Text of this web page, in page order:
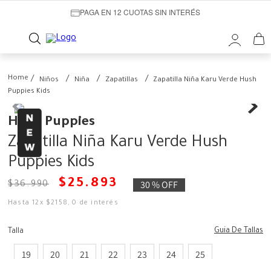
PAGA EN 12 CUOTAS SIN INTERÉS
Niños Niña Zapatillas
Zapatilla Niña Karu Verde Hush
Puppies Kids
Hush Puppies
Zapatilla Niña Karu Verde Hush
Puppies Kids
$36.990 $ 25 . 893 30 %OFF
Hasta12 x $2158 ,0 de interés
Talla Guia De Tallas
19 20 21 22 23 24 25